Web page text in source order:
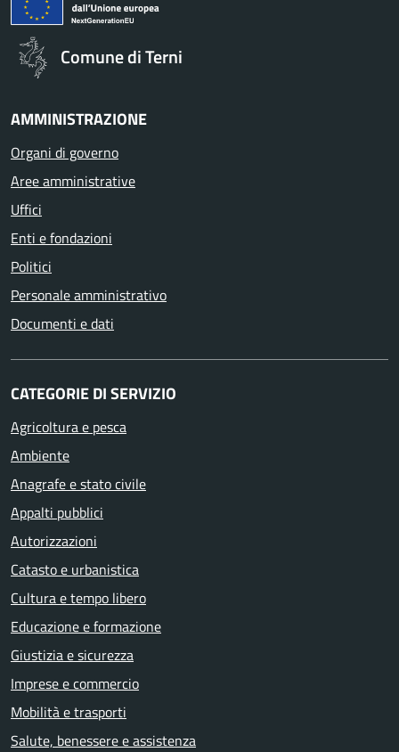
Comune di Terni
AMMINISTRAZIONE
Organi di governo
Aree amministrative
Uffici
Enti e fondazioni
Politici
Personale amministrativo
Documenti e dati
CATEGORIE DI SERVIZIO
Agricoltura e pesca
Ambiente
Anagrafe e stato civile
Appalti pubblici
Autorizzazioni
Catasto e urbanistica
Cultura e tempo libero
Educazione e formazione
Giustizia e sicurezza
Imprese e commercio
Mobilità e trasporti
Salute, benessere e assistenza